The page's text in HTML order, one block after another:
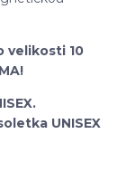
velikosti 10
UNISEX